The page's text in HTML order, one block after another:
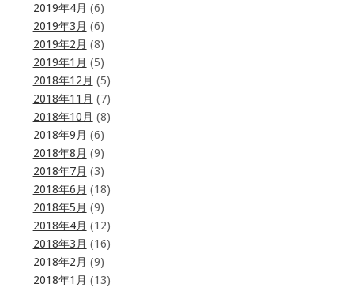
2019年4月 (6)
2019年3月 (6)
2019年2月 (8)
2019年1月 (5)
2018年12月 (5)
2018年11月 (7)
2018年10月 (8)
2018年9月 (6)
2018年8月 (9)
2018年7月 (3)
2018年6月 (18)
2018年5月 (9)
2018年4月 (12)
2018年3月 (16)
2018年2月 (9)
2018年1月 (13)